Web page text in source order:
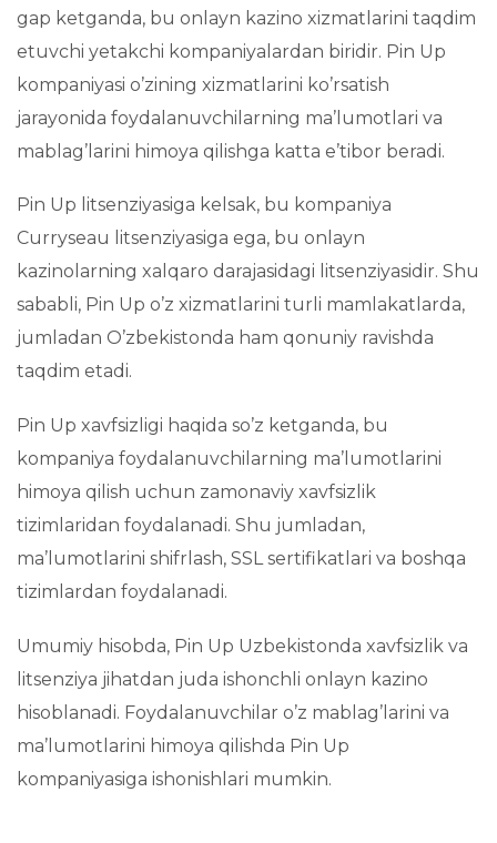
gap ketganda, bu onlayn kazino xizmatlarini taqdim
etuvchi yetakchi kompaniyalardan biridir. Pin Up
kompaniyasi o’zining xizmatlarini ko’rsatish
jarayonida foydalanuvchilarning ma’lumotlari va
mablag’larini himoya qilishga katta e’tibor beradi.
Pin Up litsenziyasiga kelsak, bu kompaniya
Curryseau litsenziyasiga ega, bu onlayn
kazinolarning xalqaro darajasidagi litsenziyasidir. Shu
sababli, Pin Up o’z xizmatlarini turli mamlakatlarda,
jumladan O’zbekistonda ham qonuniy ravishda
taqdim etadi.
Pin Up xavfsizligi haqida so’z ketganda, bu
kompaniya foydalanuvchilarning ma’lumotlarini
himoya qilish uchun zamonaviy xavfsizlik
tizimlaridan foydalanadi. Shu jumladan,
ma’lumotlarini shifrlash, SSL sertifikatlari va boshqa
tizimlardan foydalanadi.
Umumiy hisobda, Pin Up Uzbekistonda xavfsizlik va
litsenziya jihatdan juda ishonchli onlayn kazino
hisoblanadi. Foydalanuvchilar o’z mablag’larini va
ma’lumotlarini himoya qilishda Pin Up
kompaniyasiga ishonishlari mumkin.